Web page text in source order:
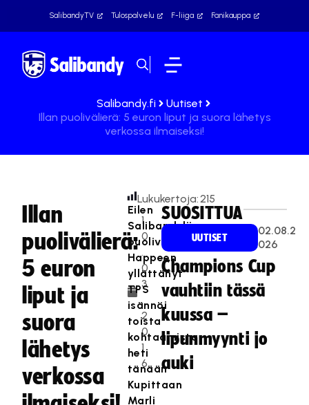
SalibandyTV Tulospalvelu F-liiga Fanikauppa
Salibandy.fi
Uutiset
Illan puolivälierä: 5 euron liput ja suora lähetys
verkossa ilmaiseksi!
Illan
puolivälierä:
5 euron
liput ja
suora
lähetys
verkossa
1
0
.
0
3
.
2
0
1
6
Lukukertoja:215
Eilen
Salibandyliigan
puolivälieräavauksessa
Happeen
yllättänyt
TPS
isännöi
toista
kohtaamista
heti
tänään
Kupittaan
Marli
SUOSITTUA
UUTISET
02.08.2
026
Champions Cup
vauhtiin tässä
kuussa –
lipunmyynti jo
auki